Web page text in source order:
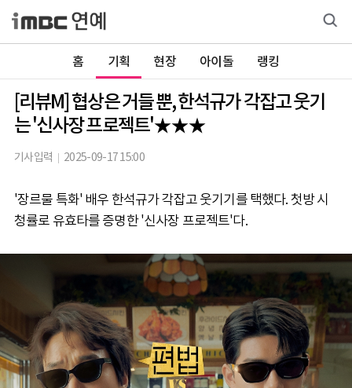
홈 기획 현장 아이돌 랭킹
[리뷰M] 협상은 거들 뿐, 한석규가 각잡고 웃기
는 '신사장 프로젝트'★★★
기사입력 2025-09-17 15:00
'장르물 특화' 배우 한석규가 각잡고 웃기기를 택했다. 첫방 시
청률로 유효타를 증명한 '신사장 프로젝트'다.